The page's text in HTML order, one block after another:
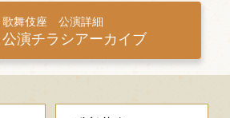
た喜劇
ょう夫婦は、借金を抱えて上野池の端へ
情を聞いた家主の六右衛門が一計を案じ、
巻き上げることを企むと、さっそく、そ
とあべこべになった夢の世界であたふた
歌舞伎座 公演詳細
公演チラシアーカイブ